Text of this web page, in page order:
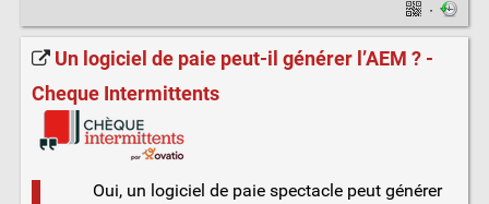
·
Un logiciel de paie peut-il générer l’AEM ? -
Cheque Intermittents
Oui, un logiciel de paie spectacle peut générer